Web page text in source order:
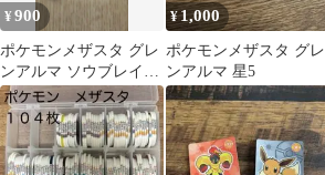
¥900
ポケモンメザスタ グレ
ンアルマ ソウブレイズ
2枚セット 管理番号414
¥1,000
ポケモンメザスタ グレ
ンアルマ 星5